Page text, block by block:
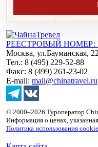
РЕЕСТРОВЫЙ НОМЕР:
Москва, ул.Бауманская, 22
Тел.: 8 (495) 229-52-88
Факс: 8 (499) 261-23-02
E-mail: mail@chinatravel.ru
© 2000–2026 Туроператор
Информация о ценах,
Политика использования cookie